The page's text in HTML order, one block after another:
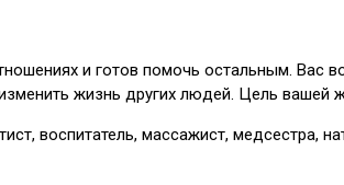
и готов помочь остальным.
жизнь других людей. Цель
воспитатель, массажист, медсестра,